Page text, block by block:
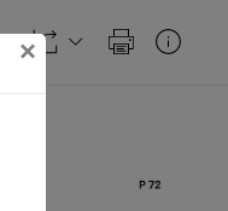
×